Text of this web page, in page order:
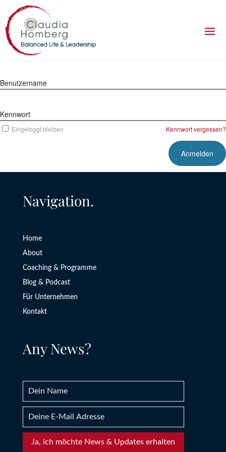
Benutzername
Kennwort
Eingeloggt bleiben Kennwort vergessen?
Navigation.
Home
About
Coaching & Programme
Blog & Podcast
Für Unternehmen
Kontakt
Any News?
Ja, ich möchte News & Updates erhalten